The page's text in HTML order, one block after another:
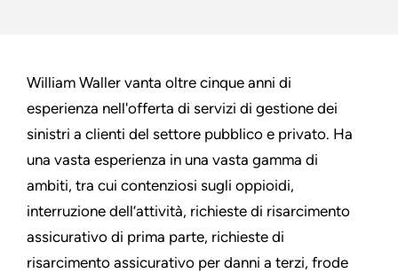
William Waller vanta oltre cinque anni di
esperienza nell'offerta di servizi di gestione dei
sinistri a clienti del settore pubblico e privato. Ha
una vasta esperienza in una vasta gamma di
ambiti, tra cui contenziosi sugli oppioidi,
interruzione dell’attività, richieste di risarcimento
assicurativo di prima parte, richieste di
risarcimento assicurativo per danni a terzi, frode